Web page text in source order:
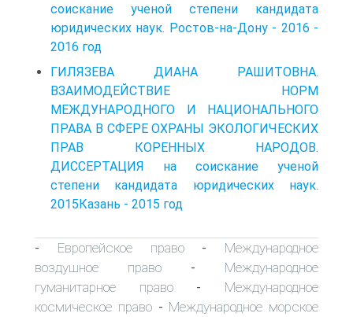
соискание ученой степени кандидата
юридических наук. Ростов-на-Дону - 2016 -
2016 год
ГИЛЯЗЕВА ДИАНА РАШИТОВНА.
ВЗАИМОДЕЙСТВИЕ НОРМ
МЕЖДУНАРОДНОГО И НАЦИОНАЛЬНОГО
ПРАВА В СФЕРЕ ОХРАНЫ ЭКОЛОГИЧЕСКИХ
ПРАВ КОРЕННЫХ НАРОДОВ.
ДИССЕРТАЦИЯ на соискание ученой
степени кандидата юридических наук.
2015Казань - 2015 год
- Европейское право- Международное
воздушное право - Международное
гуманитарное право- Международное
космическое право- Международное морское